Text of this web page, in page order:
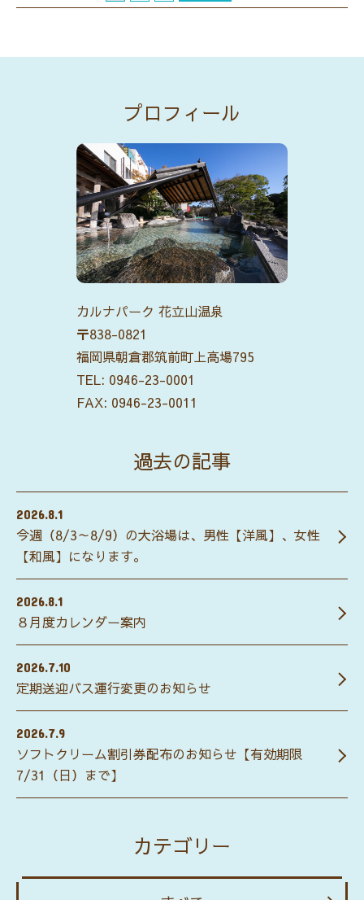
プロフィール
カルナパーク 花立山温泉
〒838-0821
福岡県朝倉郡筑前町上高場795
TEL: 0946-23-0001
FAX: 0946-23-0011
過去の記事
2026.8.1
今週（8/3～8/9）の大浴場は、男性【洋風】、女性
【和風】になります。
2026.8.1
８月度カレンダー案内
2026.7.10
定期送迎バス運行変更のお知らせ
2026.7.9
ソフトクリーム割引券配布のお知らせ【有効期限
7/31（日）まで】
カテゴリー